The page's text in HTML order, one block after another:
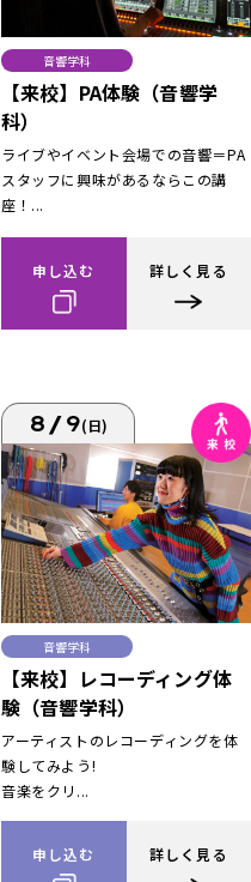
音響学科
【来校】PA体験（音響学
科）
ライブやイベント会場での音響＝PA
スタッフに興味があるならこの講
座！...
申し込む 詳しく見る
8/9(日)
音響学科
【来校】レコーディング体
験（音響学科）
アーティストのレコーディングを体
験してみよう!
音楽をクリ...
申し込む 詳しく見る